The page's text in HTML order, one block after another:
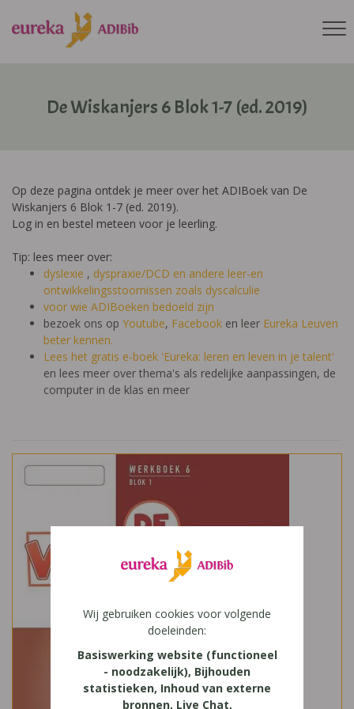
De Wiskanjers 6 Blok 1-7 (ed. 2019)
Op deze pagina ontdek je meer over het ADIBoek van De
Wiskanjers 6 Blok 1-7 (ed. 2019).
Log in en bestel meteen voor je leerling.
Tip: lees meer over:
dyslexie , dyspraxie/DCD en andere leer-en
ontwikkelingsstoornissen zoals dyscalculie
voor wie ADIBoeken bedoeld zijn
bezoek ons op Youtube, Facebook en leer Eureka Leuven
beter kennen.
Lees het gratis e-boek 'Eureka: leren en leven in je talent'
en lees meer over thema's als redelijke aanpassingen, de
computer in de klas en meer
Wij gebruiken cookies voor volgende
doeleinden:
Basiswerking website (functioneel
- noodzakelijk), Bijhouden
statistieken, Inhoud van externe
bronnen, Live Chat,